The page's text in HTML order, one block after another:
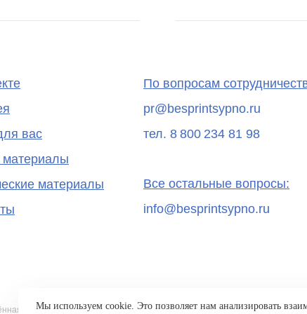
вас
материалы
По вопросам
pr@besprintsypno.ru
тел. 8 800 234 81 98
Все остальные вопросы:
info@besprintsypno.ru
на страницах сайта, носит исключительно информационный
Мы используем cookie. Это позволяет нам анализировать